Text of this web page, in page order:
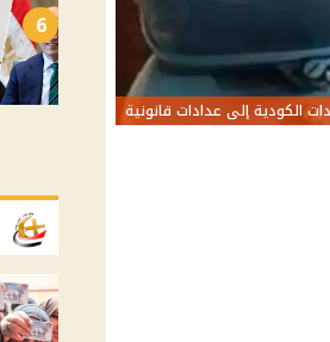
الكودية إلى عدادات قانونية
6